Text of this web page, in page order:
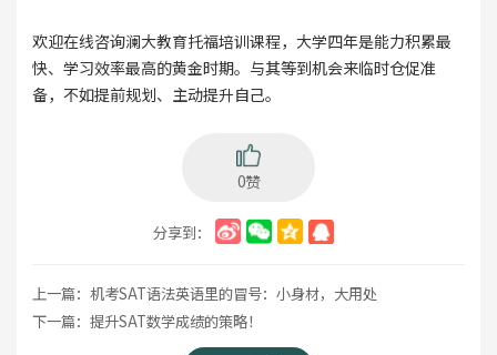
欢迎在线咨询澜大教育托福培训课程，大学四年是能力积累最
快、学习效率最高的黄金时期。与其等到机会来临时仓促准
备，不如提前规划、主动提升自己。
0赞
分享到：
上一篇： 机考SAT语法英语里的冒号：小身材，大用处
下一篇： 提升SAT数学成绩的策略！